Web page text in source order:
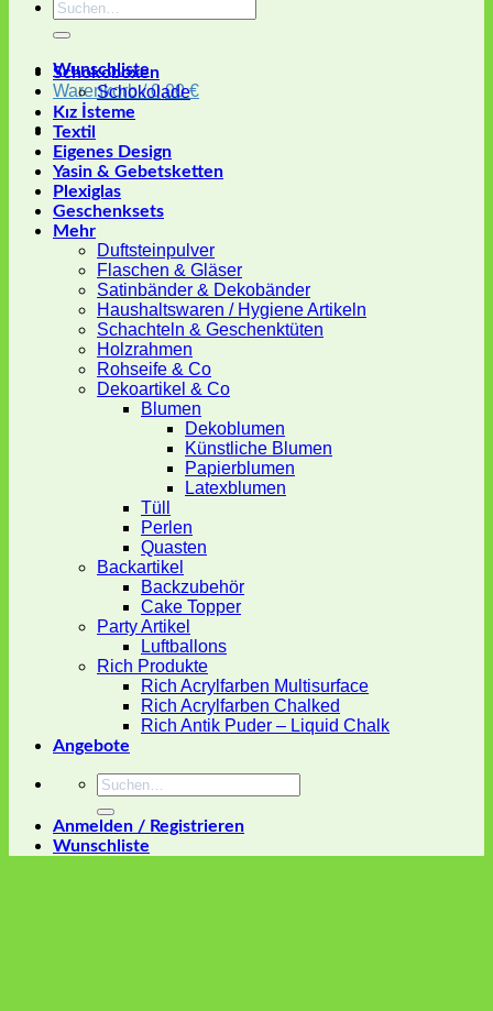
Suchen
nach:
Wunschliste
Warenkorb /0,00€
Schokoboxen
Schokolade
Kız İsteme
Textil
Eigenes Design
Yasin & Gebetsketten
Plexiglas
Geschenksets
Mehr
Duftsteinpulver
Flaschen & Gläser
Satinbänder & Dekobänder
Haushaltswaren / Hygiene Artikeln
Schachteln & Geschenktüten
Holzrahmen
Rohseife & Co
Dekoartikel & Co
Blumen
Dekoblumen
Künstliche Blumen
Papierblumen
Latexblumen
Tüll
Perlen
Quasten
Backartikel
Backzubehör
Cake Topper
Party Artikel
Luftballons
Rich Produkte
Rich Acrylfarben Multisurface
Rich Acrylfarben Chalked
Rich Antik Puder – Liquid Chalk
Angebote
Suchen
nach:
Anmelden / Registrieren
Wunschliste